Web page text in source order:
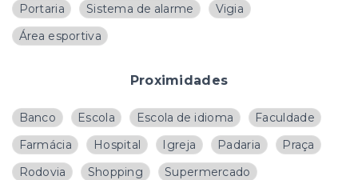
Portaria
Sistema de alarme
Vigia
Área esportiva
Proximidades
Banco Escola Escola de idioma
Faculdade
Farmácia
Hospital Igreja Padaria
Praça
Rodovia
Shopping
Supermercado